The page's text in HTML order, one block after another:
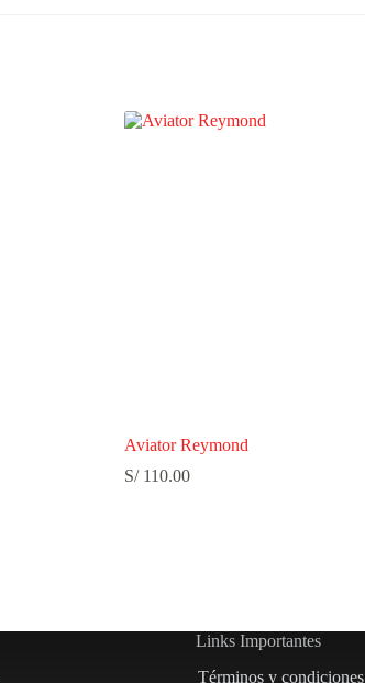
Aviator Reymond
S/110.00
Links Importantes
Términos y condiciones